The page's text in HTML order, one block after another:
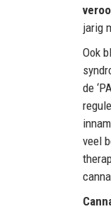
jarig
Ook
de
veel